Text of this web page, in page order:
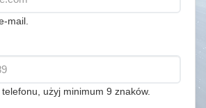
mail.
użyj minimum 9 znaków.